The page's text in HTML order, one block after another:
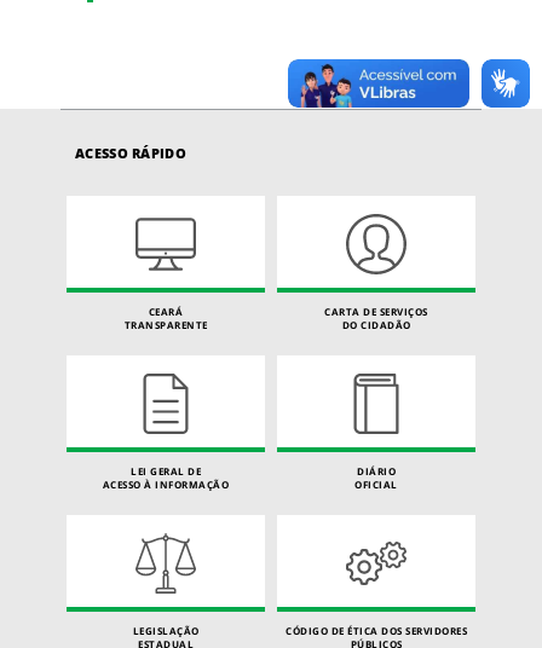
ACESSO RÁPIDO
CEARÁ
TRANSPARENTE
CARTA DE SERVIÇOS
DO CIDADÃO
LEI GERAL DE
ACESSO À INFORMAÇÃO
DIÁRIO
OFICIAL
LEGISLAÇÃO
ESTADUAL
CÓDIGO DE ÉTICA DOS SERVIDORES
PÚBLICOS